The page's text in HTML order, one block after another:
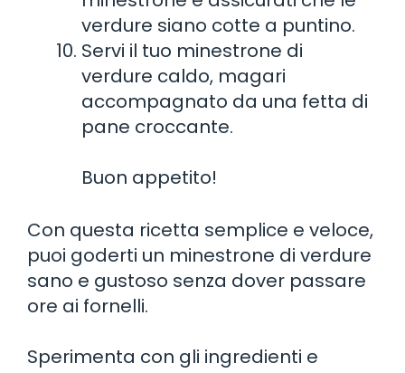
verdure siano cotte a puntino.
Servi il tuo minestrone di
verdure caldo, magari
accompagnato da una fetta di
pane croccante.
Buon appetito!
Con questa ricetta semplice e veloce,
puoi goderti un minestrone di verdure
sano e gustoso senza dover passare
ore ai fornelli.
Sperimenta con gli ingredienti e